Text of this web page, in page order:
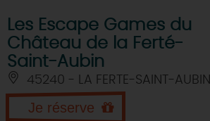
Les Escape Games du
Château de la Ferté-
Saint-Aubin
45240 - LA FERTE-SAINT-AUBIN
Je réserve